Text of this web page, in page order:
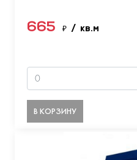
665 ₽ / кв.м
В КОРЗИНУ